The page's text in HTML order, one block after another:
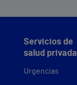
Servicios de
salud privada
Urgencias